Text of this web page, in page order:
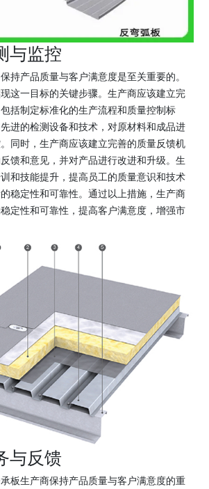
与监控
持产品质量与客户满意度是至关重要的。
这一目标的关键步骤。生产商应该建立完
括制定标准化的生产流程和质量控制标
进的检测设备和技术，对原材料和成品进
同时，生产商应该建立完善的质量反馈机
馈和意见，并对产品进行改进和升级。生
和技能提升，提高员工的质量意识和技术
稳定性和可靠性。通过以上措施，生产商
定性和可靠性，提高客户满意度，增强市
与反馈
板生产商保持产品质量与客户满意度的重